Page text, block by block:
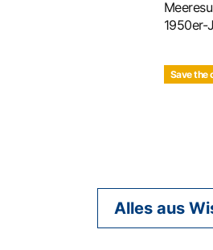
1950er-
Save the
Alles aus